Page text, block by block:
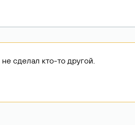
сделал кто-то другой.